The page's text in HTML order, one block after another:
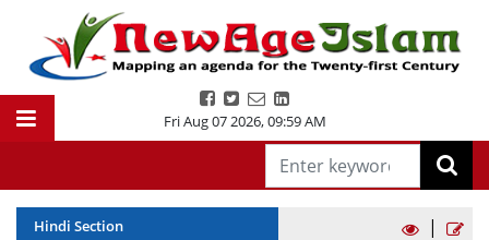
Fri Aug 07 2026,09:59 AM
Hindi Section
|